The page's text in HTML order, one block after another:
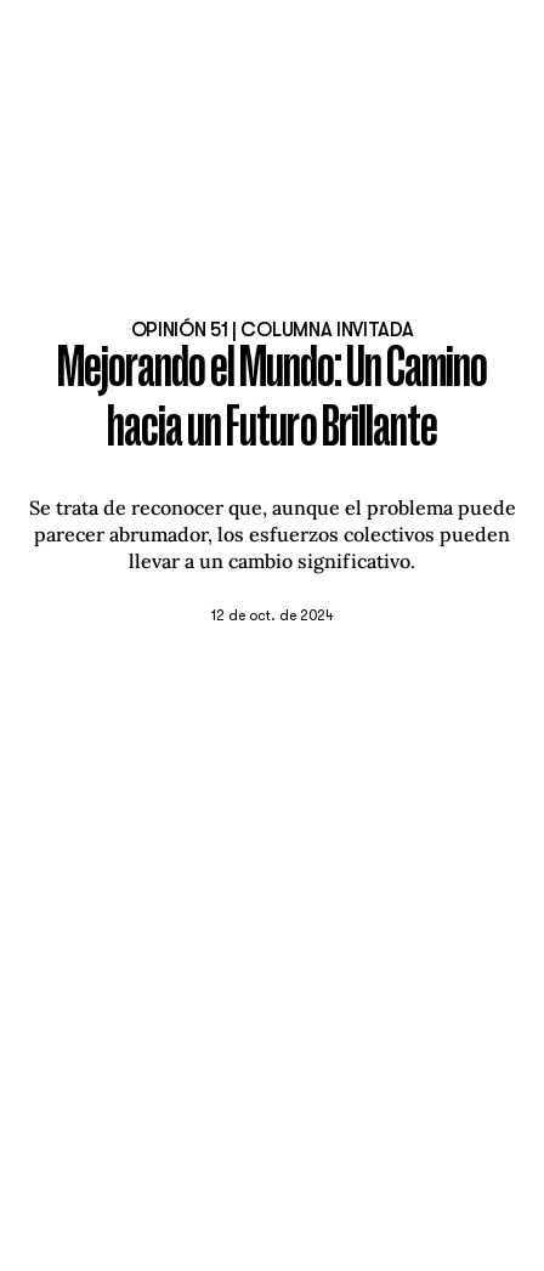
OPINIÓN 51 | COLUMNA INVITADA
Mejorando el Mundo: Un Camino
hacia un Futuro Brillante
Se trata de reconocer que, aunque el problema puede
parecer abrumador, los esfuerzos colectivos pueden
llevar a un cambio significativo.
12 de oct. de 2024